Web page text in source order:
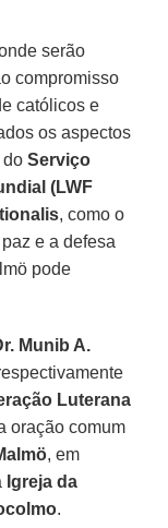
serão
compromisso
católicos e
os aspectos
doServiço
(LWF
, como o
e a defesa
pode
Munib A.
Luterana
oração comum
, em
Igreja da
.